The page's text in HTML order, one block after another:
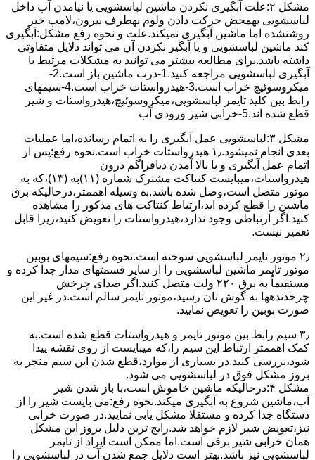
مشکل ۲:علت آبگیری نکردن ماشین لباسشویی یا نیامدن آب داخل
لباسشویی بهمحض ﺣﺮﮐﺖ دادن وﻟﻮم بهطرف ﺑﯿﺮون،ﻻﻣﭗ ﺧﺒﺮ
روشنشده اﻣﺎ ﻣﺎﺷﯿﻦ آﺑﮕﯿﺮی نمیکند.ﻋﻠﺖ و نحوه رﻓﻊ مشکل:آبگیری
کند ماشین لباسشویی و یا آبگیر نکردن آن می تواند دلایل متفاوتی
داشته باشد.برای مطالعه بیشتر می توانید به مشکلات مرتبط با
آبگیری لباسشویی مراجعه کنید.1-درب ﻣﺎﺷﯿﻦ ﺑﺎز اﺳﺖ.2-
ﻣﯿﮑﺮوﺳﻮﺋﯿﭻ ﺧﺮاب اﺳﺖ.3-ﻫﯿﺪرواﺳﺘﺎت ﺧﺮاب اﺳﺖ.4-سیمهای
راﺑﻂ ﺑﯿﻦ ﮐﻠﯿﺪ ﺗﺎﯾﻤﺮ لباسشویی،ﻣﯿﮑﺮوﺳﻮﺋﯿﭻ،ﻫﯿﺪرواﺳﺘﺎت و ﺷﯿﺮ
ﻗﻄﻊ ﺷﺪه اند.5-خرابی شیر ورودی آب
مشکل ۳:لباسشویی ﻋﻤﻞ آﺑﮕﯿﺮی را ﺑﻪ اﺗﻤﺎم رﺳﺎﻧﺪه،اﻣﺎ ﻋﻤﻠﯿﺎت
ﺑﻌﺪی اﻧﺠﺎم نمیشود.۱٫ ﻫﯿﺪرواﺳﺘﺎت ﺧﺮاب اﺳﺖ.نحوه رﻓﻊ:ﭘﺲ از
اﺗﻤﺎم عمل آﺑﮕﯿﺮی و ﺑﺎ ﺑﺎﻻ آﻣﺪن دﯾﺎﻓﺮاﮔﻢ درون
ﻫﯿﺪرواﺳﺘﺎت،میبایست ﮐﻨﺘﺎﮐﺖ ﻣﺸﺘﺮک شماره (۱۱)به (۱۳)،ﮐﻪ ﺑﻪ
ﻣﻮﺗﻮر ﻣﺘﺼﻞ اﺳﺖ،وﺻﻞ ﺷﺪه ﺑﺎﺷﺪ.ﺑه وسیله اهممتر،درحالیکه ﺑﺮق
ﻣﺎﺷﯿﻦ را ﻗﻄﻊ کرده اید،ارﺗﺒﺎط ﮐﻨﺘﺎﮐﺖ ﻫﺎی ﻣﺬﮐﻮر را ﻣﺸﺎﻫﺪه
کنید.اﮔﺮ ارﺗﺒﺎطی وجود ندارد،ﻫﯿﺪرواﺳﺘﺎت را ﺗﻌﻮﯾﺾ ﮐﻨﯿﺪ،زﯾﺮا قابل
ﺗﻌﻤﯿﺮ نیست.
۲٫ ﻣﻮﺗﻮر ﺗﺎﯾﻤﺮ لباسشویی ﺳﻮﺧﺘﻪ اﺳﺖ.نحوه رﻓﻊ:سیمهای ﺑﻮﺑﯿﻦ
ﻣﻮﺗﻮر ﺗﺎﯾﻤﺮ ماشین لباسشویی را از ﺳﺎﯾﺮ قسمتهای ﻣﺪار ﺟﺪا کرده و
مستقیماً ﺑﻪ برق ۲۲۰ وﻟﺖ ﻣﺘﺼﻞ کنید.اﮔﺮ ﺻﺪای ﭼﺮﺧﺶ
چرخدندهها به گوش تان رﺳﯿﺪ،ﻣﻮﺗﻮر ﺗﺎﯾﻤﺮ ﺳﺎﻟﻢ اﺳﺖ.در ﻏﯿﺮ اﯾﻦ
ﺻﻮرت ﺑﻮﺑﯿﻦ را ﺗﻌﻮﯾﺾ ﻧﻤﺎﯾﯿﺪ.
۳٫ ﺳﯿﻢ راﺑﻂ ﺑﯿﻦ ﻣﻮﺗﻮر ﺗﺎﯾﻤﺮ و ﻫﯿﺪرواﺳﺘﺎت ﻗﻄﻊ ﺷﺪه اﺳﺖ.به
کمک اهممتر ارﺗﺒﺎط اﯾﻦ ﺳﯿﻢ را،ﮐﻪ میبایست از روی ﻧﻘﺸﻪ ﭘﯿﺪا
ﺷﻮد،بررسی ﮐﻨﯿﺪ.در ﺑﺴﯿﺎری از موارد،ﻗﻄﻊ ﺷﺪن اﯾﻦ ﺳﯿﻢ ﻣﻨﺠﺮ ﺑﻪ
ﺑﺮوز مشکل ﻓﻮق در لباسشویی می شود.
مشکل ۴:درحالیکه ﻣﺎﺷﯿﻦ ﺧﺎﻣﻮش اﺳﺖ،ﺑﺎ ﺑﺎز ﺷﺪن ﺷﯿﺮ
آب،ﻣﺎﺷﯿﻦ ﺷﺮوع ﺑﻪ آﺑﮕﯿﺮی میکند.نحوه رﻓﻊ:می بایست ﺷﯿﺮ را از
دستگاه جدا کرده و مستقلا مشکل یابی نمایید.در صورت خرابی
نیز،تعویض شیر لازم خواهد شد.رایج ترین دلیل بروز این مشکل
همان خرابی شیر برقی است.اما ممکن است ایراد از تایمر
لباسشویی نیز باشد.بهتر است دلایل جمع شدن آب در لباسشویی را